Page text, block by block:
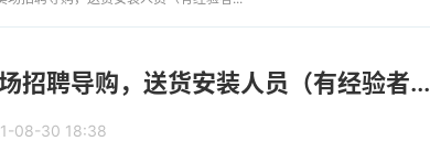
招聘导购，送货安装人员（有经验者...
08-30 18:38